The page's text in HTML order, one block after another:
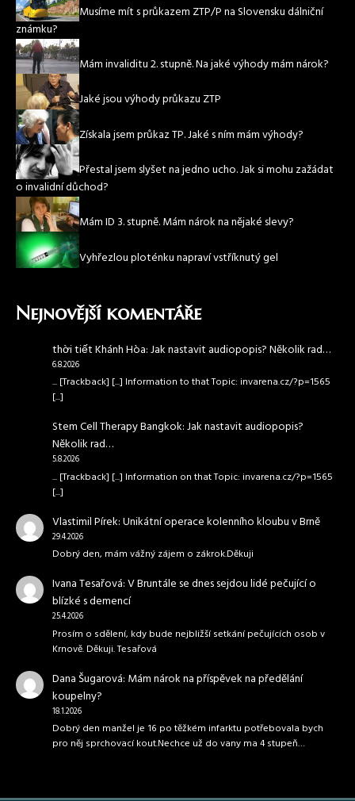
Musíme mít s průkazem ZTP/P na Slovensku dálniční
známku?
Mám invaliditu 2. stupně. Na jaké výhody mám nárok?
Jaké jsou výhody průkazu ZTP
Získala jsem průkaz TP. Jaké s ním mám výhody?
Přestal jsem slyšet na jedno ucho. Jak si mohu zažádat
o invalidní důchod?
Mám ID 3. stupně. Mám nárok na nějaké slevy?
Vyhřezlou ploténku napraví vstříknutý gel
Nejnovější komentáře
thời tiết Khánh Hòa:Jak nastavit audiopopis? Několik rad…
6.8.2026
... [Trackback] [...] Information to that Topic: invarena.cz/?p=1565
[...]
Stem Cell Therapy Bangkok:Jak nastavit audiopopis?
Několik rad…
5.8.2026
... [Trackback] [...] Information on that Topic: invarena.cz/?p=1565
[...]
Vlastimil Pírek:Unikátní operace kolenního kloubu v Brně
29.4.2026
Dobrý den, mám vážný zájem o zákrok.Děkuji
Ivana Tesařová:V Bruntále se dnes sejdou lidé pečující o
blízké s demencí
25.4.2026
Prosím o sdělení, kdy bude nejbližší setkání pečujících osob v
Krnově. Děkuji. Tesařová
Dana Šugarová: Mám nárok na příspěvek na předělání
koupelny?
18.1.2026
Dobrý den manžel je 16 po těžkém infarktu potřebovala bych
pro něj sprchovací kout.Nechce už do vany ma 4 stupeň…